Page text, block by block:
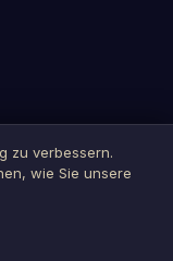
zu verbessern.
wie Sie unsere